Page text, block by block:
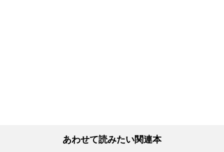
あわせて読みたい関連本